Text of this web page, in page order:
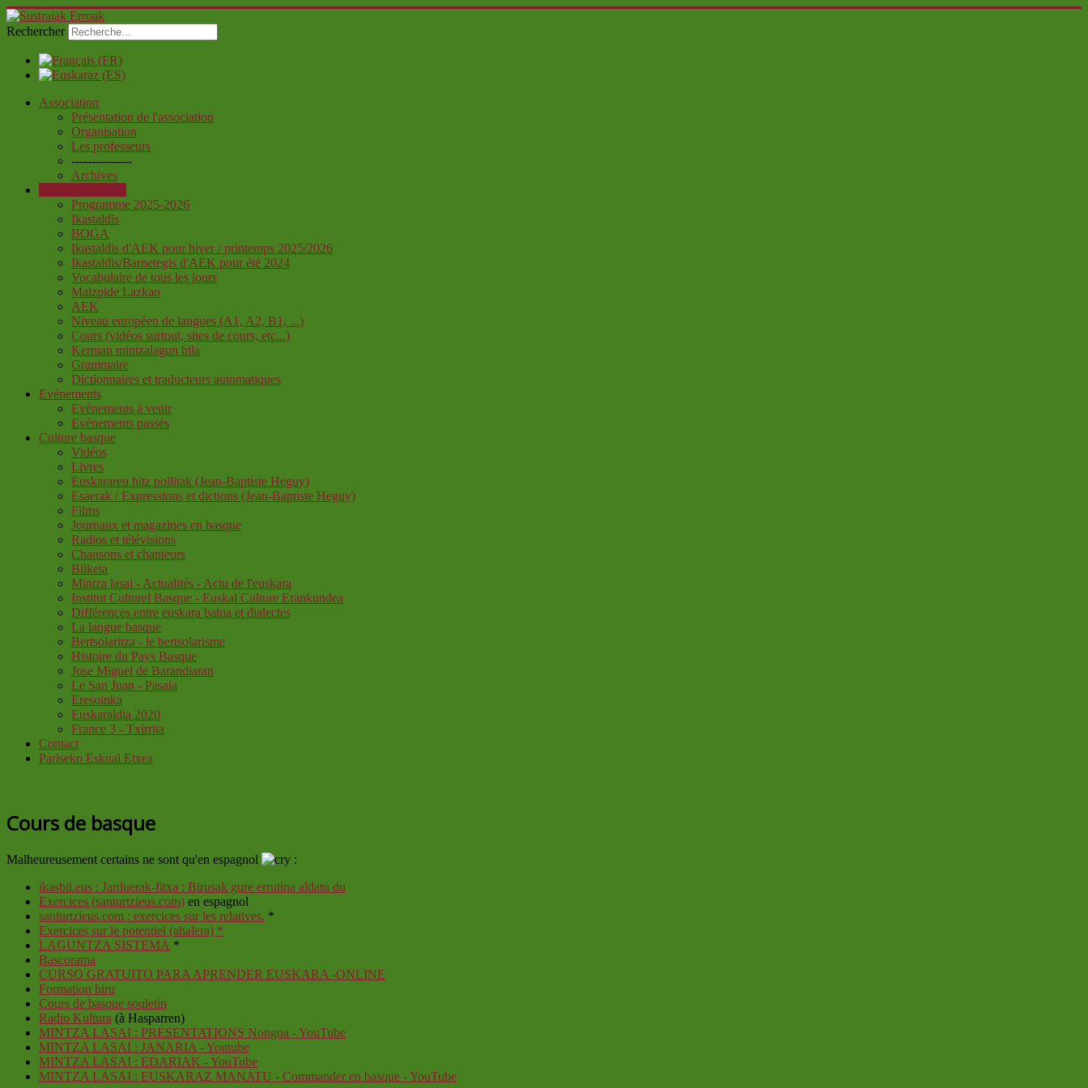
Rechercher
Association
Présentation de l'association
Organisation
Les professeurs
---------------
Archives
Programme 2025-2026
Ikastaldis
BOGA
Ikastaldis d'AEK pour hiver / printemps 2025/2026
Ikastaldis/Barnetegis d'AEK pour été 2024
Vocabulaire de tous les jours
Maizpide Lazkao
AEK
Niveau européen de langues (A1, A2, B1, ...)
Cours (vidéos surtout, sites de cours, etc...)
Kerman mintzalagun bila
Grammaire
Dictionnaires et traducteurs automatiques
Evénements
Evénements à venir
Evénements passés
Culture basque
Vidéos
Livres
Euskararen hitz pollitak (Jean-Baptiste Heguy)
Esaerak / Expressions et dictions (Jean-Baptiste Heguy)
Films
Journaux et magazines en basque
Radios et télévisions
Chansons et chanteurs
Bilketa
Mintza lasai - Actualités - Actu de l'euskara
Institut Culturel Basque - Euskal Culture Erankundea
Différences entre euskara batua et dialectes
La langue basque
Bertsolaritza - le bertsolarisme
Histoire du Pays Basque
Jose Miguel de Barandiaran
Le San Juan - Pasaia
Eresoinka
Euskaraldia 2020
France 3 - Txirrita
Contact
Pariseko Eskual Etxea
Cours de basque
Malheureusement certains ne sont qu'en espagnol
:
ikasbil.eus : Jarduerak-fitxa : Birusak gure errutina aldatu du
Exercices (santurtzieus.com) en espagnol
santurtzieus.com : exercices sur les relatives. *
Exercices sur le potentiel (ahalera) *
LAGUNTZA SISTEMA *
Bascorama
CURSO GRATUITO PARA APRENDER EUSKARA -ONLINE
Formation hiru
Cours de basque souletin
Radio Kultura (à Hasparren)
MINTZA LASAI : PRESENTATIONS Nongoa - YouTube
MINTZA LASAI : JANARIA - Youtube
MINTZA LASAI : EDARIAK - YouTube
MINTZA LASAI : EUSKARAZ MANATU - Commander en basque - YouTube